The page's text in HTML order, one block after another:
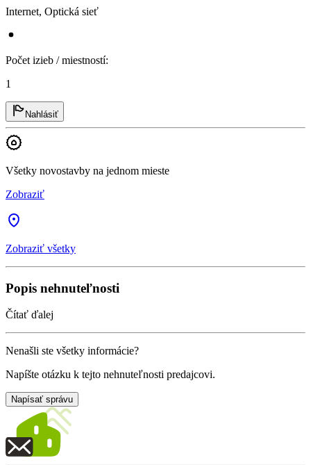
Internet, Optická sieť
Počet izieb / miestností:
1
Nahlásiť
Všetky novostavby na jednom mieste
Zobraziť
Zobraziť všetky
Popis nehnuteľnosti
Čítať ďalej
Nenašli ste všetky informácie?
Napíšte otázku k tejto nehnuteľnosti predajcovi.
Napísať správu